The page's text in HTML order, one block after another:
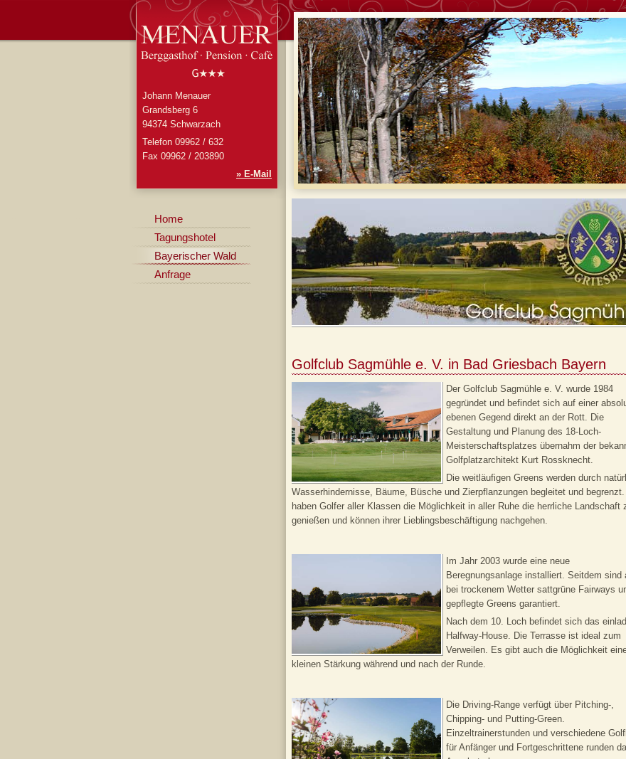
Johann Menauer
Grandsberg 6
94374 Schwarzach
Telefon 09962 / 632
Fax 09962 / 203890
» E-Mail
Home
Tagungshotel
Bayerischer Wald
Anfrage
Golfclub Sagmühle e. V. in Bad Griesbach Bayern
Der Golfclub Sagmühle e. V. wurde 1984
gegründet und befindet sich auf einer
ebenen Gegend direkt an der Rott. Die
Gestaltung und Planung des 18-Loch-
Meisterschaftsplatzes übernahm der
Golfplatzarchitekt Kurt Rossknecht.
Die weitläufigen Greens werden durch
Wasserhindernisse, Bäume, Büsche und Zierpflanzungen begleitet und
haben Golfer aller Klassen die Möglichkeit in aller Ruhe die herrliche Landschaft
genießen und können ihrer Lieblingsbeschäftigung nachgehen.
Im Jahr 2003 wurde eine neue
Beregnungsanlage installiert. Seitdem sind
bei trockenem Wetter sattgrüne Fairways
gepflegte Greens garantiert.
Nach dem 10. Loch befindet sich das
Halfway-House. Die Terrasse ist ideal zum
Verweilen. Es gibt auch die Möglichkeit
kleinen Stärkung während und nach der Runde.
Die Driving-Range verfügt über Pitching-,
Chipping- und Putting-Green.
Einzeltrainerstunden und verschiedene
für Anfänger und Fortgeschrittene runden